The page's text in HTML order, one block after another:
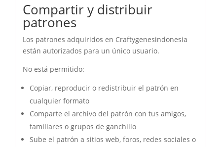
Compartir y distribuir
patrones
Los patrones adquiridos en Craftygenesindonesia
están autorizados para un único usuario.
No está permitido:
Copiar, reproducir o redistribuir el patrón en
cualquier formato
Comparte el archivo del patrón con tus amigos,
familiares o grupos de ganchillo
Sube el patrón a sitios web, foros, redes sociales o